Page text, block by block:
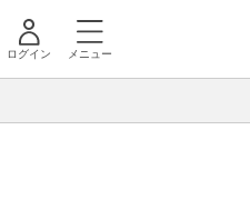
ログイン メニュー